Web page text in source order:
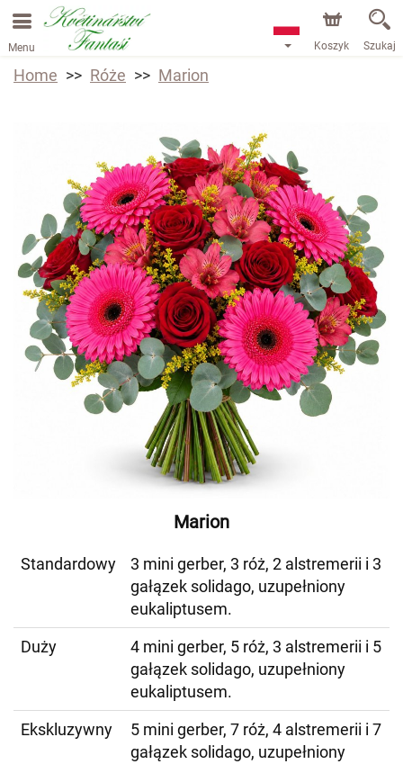
Menu Koszyk Szukaj
Home Róże Marion
Marion
Standardowy
3 mini gerber, 3 róż, 2 alstremerii i 3
gałązek solidago, uzupełniony
eukaliptusem.
Duży
4 mini gerber, 5 róż, 3 alstremerii i 5
gałązek solidago, uzupełniony
eukaliptusem.
Ekskluzywny
5 mini gerber, 7 róż, 4 alstremerii i 7
gałązek solidago, uzupełniony